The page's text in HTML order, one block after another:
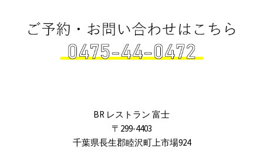
BR レストラン 富士
〒299-4403
千葉県長生郡睦沢町上市場924